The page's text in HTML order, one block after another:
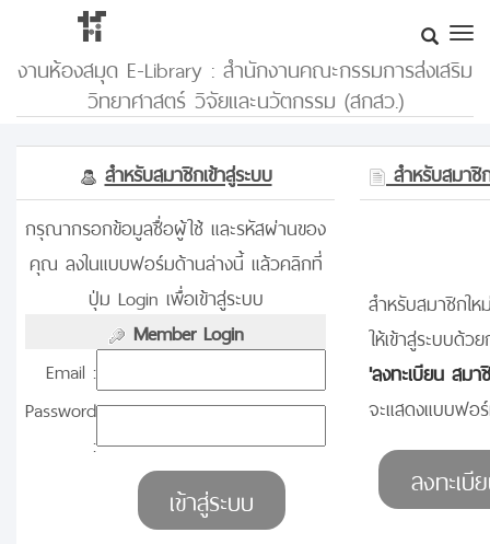
งานห้องสมุด E-Library : สำนักงานคณะกรรมการส่งเสริม
วิทยาศาสตร์ วิจัยและนวัตกรรม (สกสว.)
สำหรับสมาชิกเข้าสู่ระบบ
สำหรับสมาชิ
กรุณากรอกข้อมูลชื่อผู้ใช้ และรหัสผ่านของ
คุณ ลงในแบบฟอร์มด้านล่างนี้ แล้วคลิกที่
ปุ่ม Login เพื่อเข้าสู่ระบบ
Member Login
Email :
Password
:
สำหรับสมาชิกให
ให้เข้าสู่ระบบด้
'ลงทะเบียน สม
จะแสดงแบบฟอ